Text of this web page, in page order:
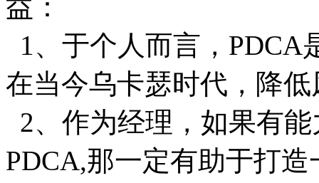
益：
1、于个人而言，PDCA
在当今乌卡瑟时代，降
2、作为经理，如果有
PDCA,那一定有助于打